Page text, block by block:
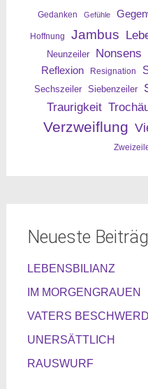
Gedanken Gefühle
Hoffnung Jambus
Neunzeiler Nonsens
Reflexion
Resignation
Sechszeiler Siebenzeiler
Traurigkeit
Verzweiflung
Neueste
LEBENSBILIANZ
IM MORGENGRAUEN
VATERS
UNERSÄTTLICH
RAUSWURF